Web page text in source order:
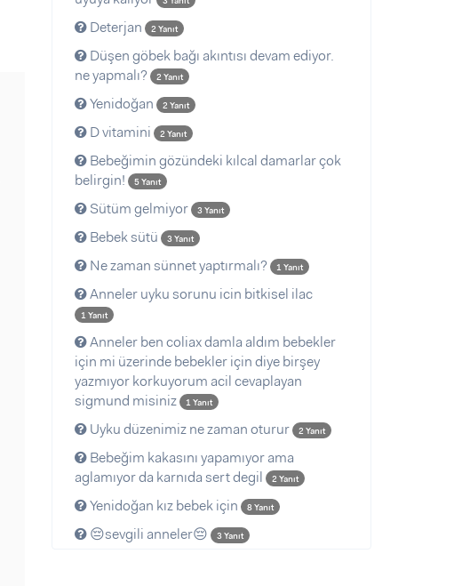
Deterjan 2 Yanıt
Düşen göbek bağı akıntısı devam ediyor.
ne yapmalı?
2 Yanıt
Yenidoğan 2 Yanıt
D vitamini 2 Yanıt
Bebeğimin gözündeki kılcal damarlar çok
belirgin!
5 Yanıt
Sütüm gelmiyor 3 Yanıt
Bebek sütü 3 Yanıt
Ne zaman sünnet yaptırmalı? 1 Yanıt
Anneler uyku sorunu icin bitkisel ilac
1 Yanıt
Anneler ben coliax damla aldım bebekler
için mi üzerinde bebekler için diye birşey
yazmıyor korkuyorum acil cevaplayan
sigmund misiniz
1 Yanıt
Uyku düzenimiz ne zaman oturur 2 Yanıt
Bebeğim kakasını yapamıyor ama
aglamıyor da karnıda sert degil
2 Yanıt
Yenidoğan kız bebek için 8 Yanıt
😔sevgili anneler😔 3 Yanıt